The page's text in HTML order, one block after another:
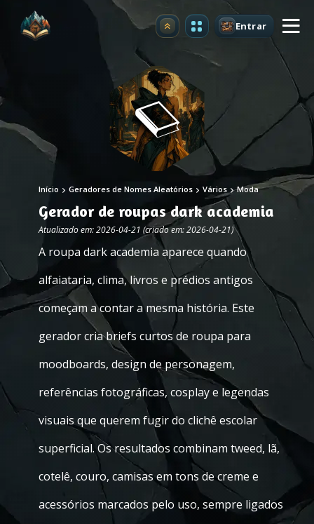
Atualizar Entrar
Início Geradores de Nomes Aleatórios Vários Moda
Gerador de roupas dark academia
Atualizado em: 2026-04-21 (criado em: 2026-04-21)
A roupa dark academia aparece quando
alfaiataria, clima, livros e prédios antigos
começam a contar a mesma história. Este
gerador cria briefs curtos de roupa para
moodboards, design de personagem,
referências fotográficas, cosplay e legendas
visuais que querem fugir do clichê escolar
superficial. Os resultados combinam tweed, lã,
cotelê, couro, camisas em tons de creme e
acessórios marcados pelo uso, sempre ligados